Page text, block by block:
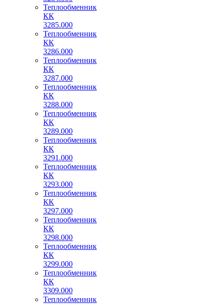
Теплообменник
КК
3285.000
Теплообменник
КК
3286.000
Теплообменник
КК
3287.000
Теплообменник
КК
3288.000
Теплообменник
КК
3289.000
Теплообменник
КК
3291.000
Теплообменник
КК
3293.000
Теплообменник
КК
3297.000
Теплообменник
КК
3298.000
Теплообменник
КК
3299.000
Теплообменник
КК
3309.000
Теплообменник